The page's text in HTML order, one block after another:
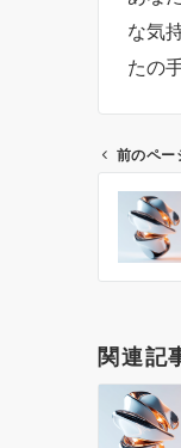
な気
たの
シ
ン
前のペー
関連記